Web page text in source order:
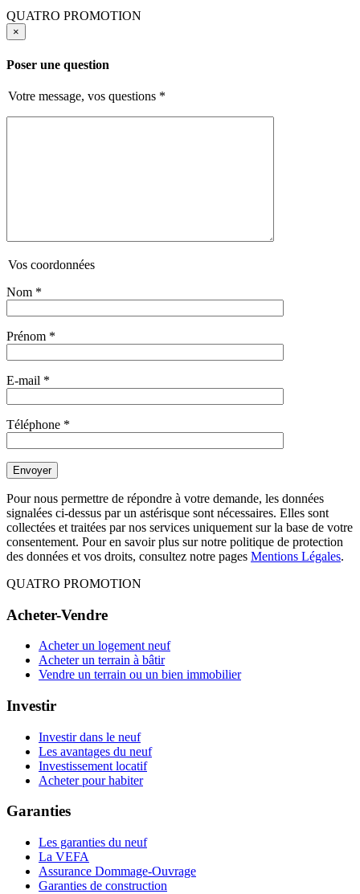
QUATRO PROMOTION
×
Poser une question
Votre message, vos questions *
Vos coordonnées
Nom *
Prénom *
E-mail *
Téléphone *
Pour nous permettre de répondre à votre demande, les données
signalées ci-dessus par un astérisque sont nécessaires. Elles sont
collectées et traitées par nos services uniquement sur la base de votre
consentement. Pour en savoir plus sur notre politique de protection
des données et vos droits, consultez notre pages Mentions Légales.
QUATRO PROMOTION
Acheter-Vendre
Acheter un logement neuf
Acheter un terrain à bâtir
Vendre un terrain ou un bien immobilier
Investir
Investir dans le neuf
Les avantages du neuf
Investissement locatif
Acheter pour habiter
Garanties
Les garanties du neuf
La VEFA
Assurance Dommage-Ouvrage
Garanties de construction